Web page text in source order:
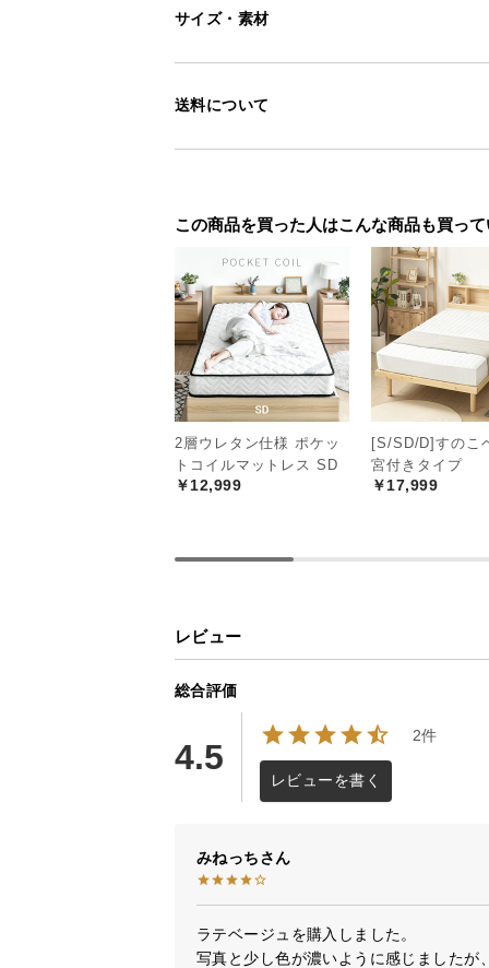
サイズ・素材
送料について
この商品を買った人はこんな商品も買っ
2層ウレタン仕様 ポケッ
トコイルマットレス SD
￥12,999
[S/SD/D]すのこ
宮付きタイプ
￥17,999
レビュー
総合評価
4.5
2件
レビューを書く
みねっち
ラテベージュを購入しました。
写真と少し色が濃いように感じました